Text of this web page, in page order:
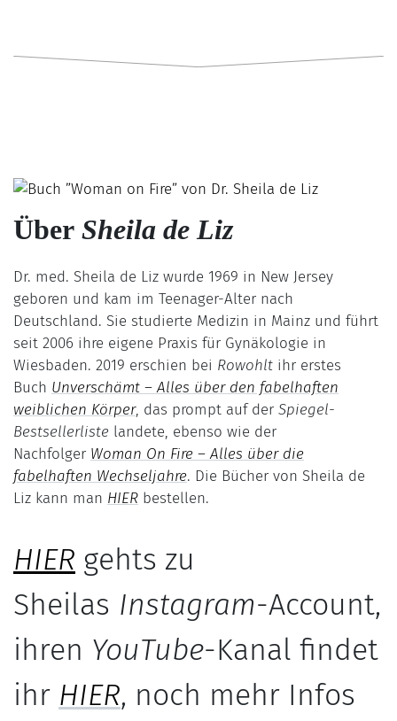
Über Sheila de Liz
Dr. med. Sheila de Liz wurde 1969 in New Jersey
geboren und kam im Teenager-Alter nach
Deutschland. Sie studierte Medizin in Mainz und führt
seit 2006 ihre eigene Praxis für Gynäkologie in
Wiesbaden. 2019 erschien bei Rowohlt ihr erstes
Buch Unverschämt – Alles über den fabelhaften
weiblichen Körper, das prompt auf der Spiegel-
Bestsellerliste landete, ebenso wie der
Nachfolger Woman On Fire – Alles über die
fabelhaften Wechseljahre. Die Bücher von Sheila de
Liz kann man HIER bestellen.
HIER gehts zu
Sheilas Instagram-Account,
ihren YouTube-Kanal findet
ihr HIER, noch mehr Infos